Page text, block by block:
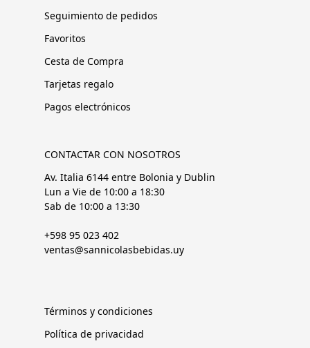
Seguimiento de pedidos
Favoritos
Cesta de Compra
Tarjetas regalo
Pagos electrónicos
CONTACTAR CON NOSOTROS
Av. Italia 6144 entre Bolonia y Dublin
Lun a Vie de 10:00 a 18:30
Sab de 10:00 a 13:30
+598 95 023 402
ventas@sannicolasbebidas.uy
Términos y condiciones
Política de privacidad